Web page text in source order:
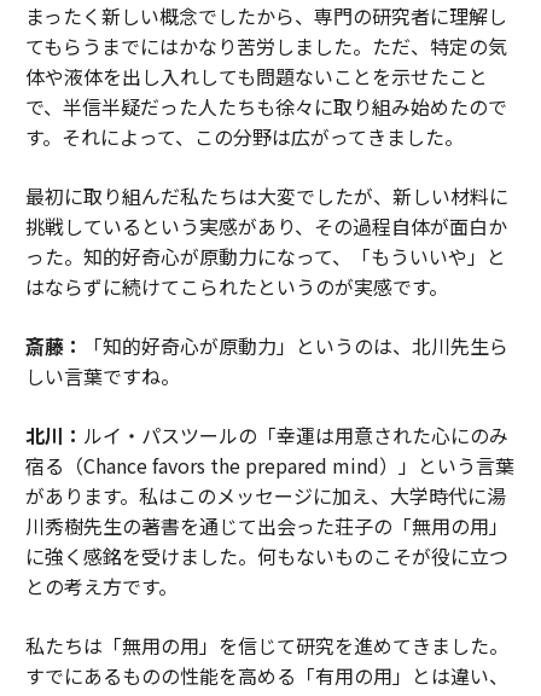
まったく新しい概念でしたから、専門の研究者に理解し
てもらうまでにはかなり苦労しました。ただ、特定の気
体や液体を出し入れしても問題ないことを示せたこと
で、半信半疑だった人たちも徐々に取り組み始めたので
す。それによって、この分野は広がってきました。
最初に取り組んだ私たちは大変でしたが、新しい材料に
挑戦しているという実感があり、その過程自体が面白か
った。知的好奇心が原動力になって、「もういいや」と
はならずに続けてこられたというのが実感です。
斎藤：
「知的好奇心が原動力」というのは、北川先生ら
しい言葉ですね。
北川： ルイ・パスツールの「幸運は用意された心にのみ
宿る（Chance favors the prepared mind）」という言葉
があります。私はこのメッセージに加え、大学時代に湯
川秀樹先生の著書を通じて出会った荘子の「無用の用」
に強く感銘を受けました。何もないものこそが役に立つ
との考え方です。
私たちは「無用の用」を信じて研究を進めてきました。
すでにあるものの性能を高める「有用の用」とは違い、